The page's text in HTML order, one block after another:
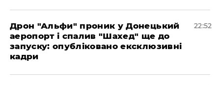
​Дрон "Альфи" проник у Донецький
аеропорт і спалив "Шахед" ще до
запуску: опубліковано ексклюзивні
кадри
22:52